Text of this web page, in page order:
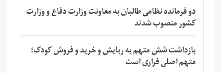
دو فرمانده نظامی طالبان به معاونت وزارت دفاع و وزارت
کشور منصوب شدند
بازداشت شش متهم به ربایش و خرید و فروش کودک؛
متهم اصلی فراری است